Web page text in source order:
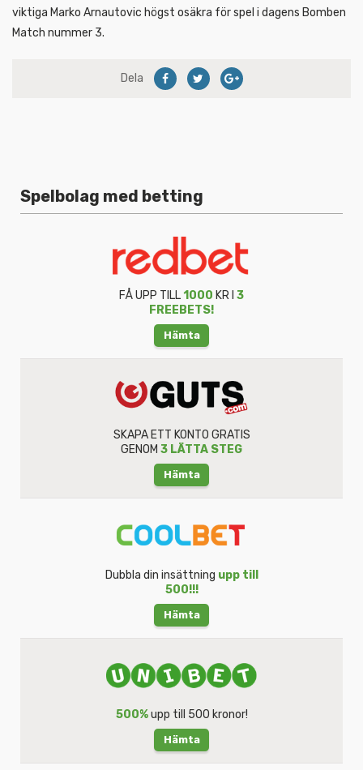
viktiga Marko Arnautovic högst osäkra för spel i dagens Bomben
Match nummer 3.
Dela
Spelbolag med betting
FÅ UPP TILL1000 KR I 3
FREEBETS!
Hämta
SKAPA ETT KONTO GRATIS
GENOM 3 LÄTTA STEG
Hämta
Dubbla din insättning upp till
500!!!
Hämta
500%upp till 500 kronor!
Hämta